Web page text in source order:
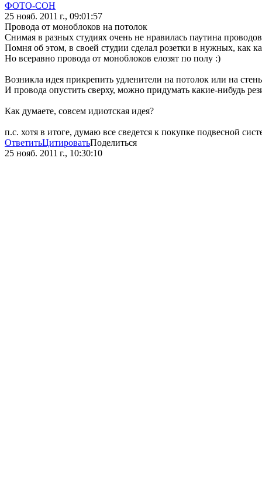
ФОТО-СОН
25 нояб. 2011 г., 09:01:57
Провода от моноблоков на потолок
Снимая в разных студиях очень не нравилась паутина
Помня об этом, в своей студии сделал розетки в нужных, как
Но всеравно провода от моноблоков елозят по полу :)
Возникла идея прикрепить удленители на потолок или на
И провода опустить сверху, можно придумать какие-нибудь
Как думаете, совсем идиотская идея?
п.с. хотя в итоге, думаю все сведется к покупке подвесной
ОтветитьЦитироватьПоделиться
25 нояб. 2011 г., 10:30:10